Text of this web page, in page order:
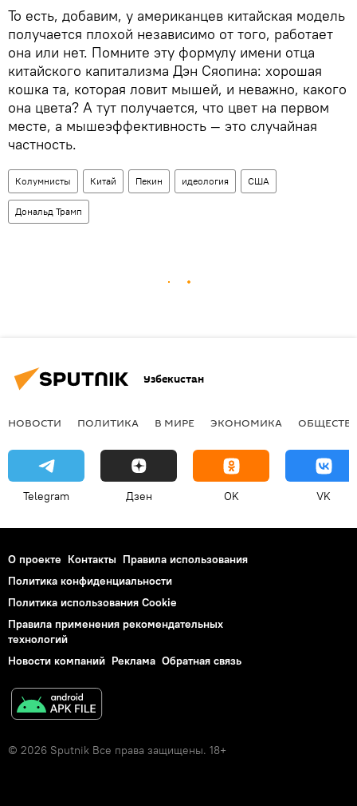
То есть, добавим, у американцев китайская модель
получается плохой независимо от того, работает
она или нет. Помните эту формулу имени отца
китайского капитализма Дэн Сяопина: хорошая
кошка та, которая ловит мышей, и неважно, какого
она цвета? А тут получается, что цвет на первом
месте, а мышеэффективность — это случайная
частность.
Колумнисты Китай Пекин идеология США
Дональд Трамп
Узбекистан
НОВОСТИ ПОЛИТИКА В МИРЕ ЭКОНОМИКА
Telegram Дзен OK VK
О проекте Контакты Правила использования
Политика конфиденциальности
Политика использования Cookie
Правила применения рекомендательных
технологий
Новости компаний Реклама Обратная связь
© 2026 Sputnik Все права защищены. 18+